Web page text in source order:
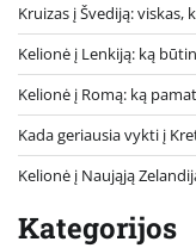
Kruizas į Švediją:
Kelionė į Lenkiją: ką
Kelionė į Romą: ką
Kada geriausia vykti į
Kelionė į Naująją
Kategorijos